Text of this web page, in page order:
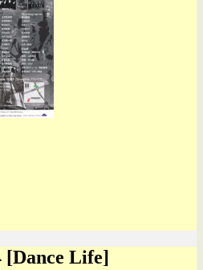
[Dance Life]